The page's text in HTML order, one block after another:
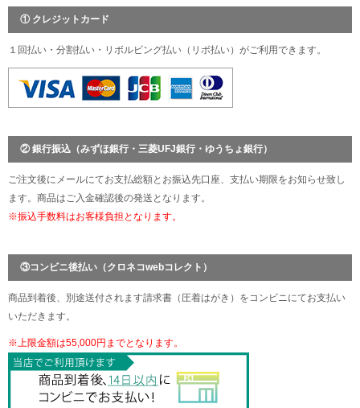
① クレジットカード
１回払い・分割払い・リボルビング払い（リボ払い）がご利用できます。
② 銀行振込（みずほ銀行・三菱UFJ銀行・ゆうちょ銀行）
ご注文後にメールにてお支払総額とお振込先口座、支払い期限をお知らせ致し
ます。商品はご入金確認後の発送となります。
※振込手数料はお客様負担となります。
③コンビニ後払い（クロネコwebコレクト）
商品到着後、別途送付されます請求書（圧着はがき）をコンビニにてお支払い
いただきます。
※上限金額は55,000円までとなります。